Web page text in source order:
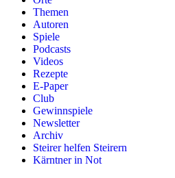
Themen
Autoren
Spiele
Podcasts
Videos
Rezepte
E-Paper
Club
Gewinnspiele
Newsletter
Archiv
Steirer helfen Steirern
Kärntner in Not